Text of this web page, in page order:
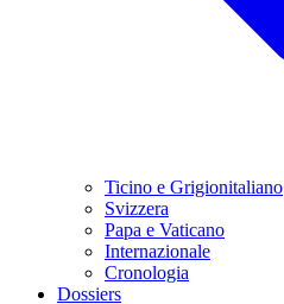
Ticino e Grigionitaliano
Svizzera
Papa e Vaticano
Internazionale
Cronologia
Dossiers